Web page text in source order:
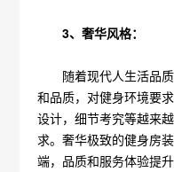
3、奢华风格：
随着现代人生活品质
和品质，对健身环境要
设计，细节考究等越来
求。奢华极致的健身房
端，品质和服务体验提